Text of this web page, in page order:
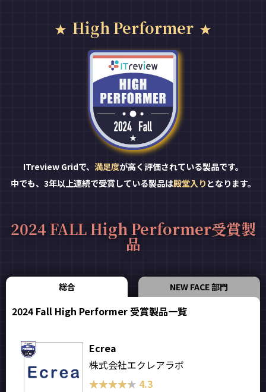
High Performer
ITreview Gridで、 満足度が高く評価されている製品です。
中でも、3年以上連続で受賞している製品は殿堂入り となります。
2024 FALL High Performer受賞製
品
総合 NEW FACE 部門
2024 Fall High Performer 受賞製品一覧
Ecrea
株式会社エクレアラボ
★★★★★
★★★★★ 4.3